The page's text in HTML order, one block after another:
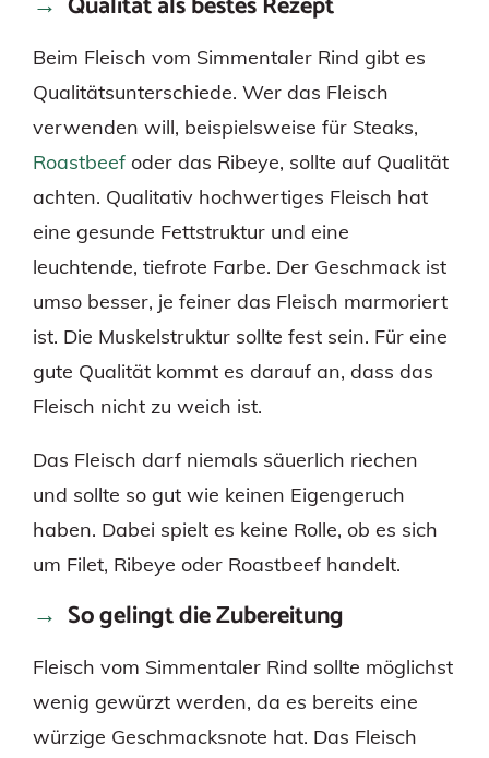
Beim Fleisch vom Simmentaler Rind gibt es
Qualitätsunterschiede. Wer das Fleisch
verwenden will, beispielsweise für Steaks,
Roastbeef oder das Ribeye, sollte auf Qualität
achten. Qualitativ hochwertiges Fleisch hat
eine gesunde Fettstruktur und eine
leuchtende, tiefrote Farbe. Der Geschmack ist
umso besser, je feiner das Fleisch marmoriert
ist. Die Muskelstruktur sollte fest sein. Für eine
gute Qualität kommt es darauf an, dass das
Fleisch nicht zu weich ist.
Das Fleisch darf niemals säuerlich riechen
und sollte so gut wie keinen Eigengeruch
haben. Dabei spielt es keine Rolle, ob es sich
um Filet, Ribeye oder Roastbeef handelt.
So gelingt die Zubereitung
Fleisch vom Simmentaler Rind sollte möglichst
wenig gewürzt werden, da es bereits eine
würzige Geschmacksnote hat. Das Fleisch